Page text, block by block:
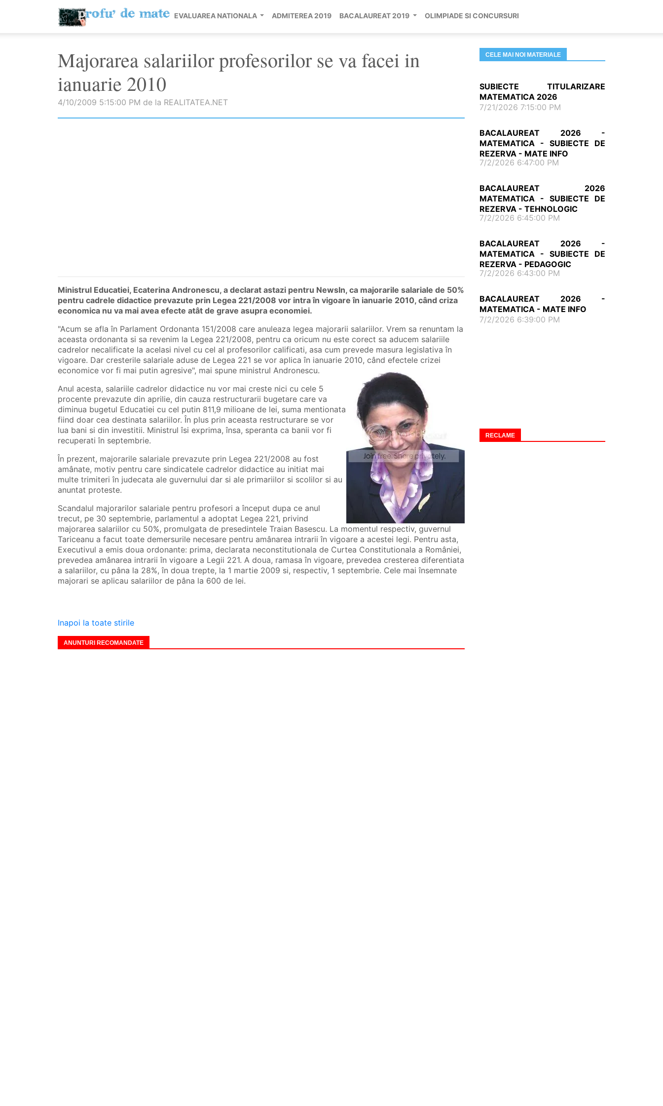
EVALUAREA NATIONALA ADMITEREA 2019 BACALAUREAT 2019 OLIMPIADE SI CONCURSURI
Majorarea salariilor profesorilor se va facei in
ianuarie 2010
4/10/2009 5:15:00 PM de la REALITATEA.NET
Ministrul Educatiei, Ecaterina Andronescu, a declarat astazi pentru NewsIn, ca majorarile salariale de 50%
pentru cadrele didactice prevazute prin Legea 221/2008 vor intra în vigoare în ianuarie 2010, când criza
economica nu va mai avea efecte atât de grave asupra economiei.
"Acum se afla în Parlament Ordonanta 151/2008 care anuleaza legea majorarii salariilor. Vrem sa renuntam la
aceasta ordonanta si sa revenim la Legea 221/2008, pentru ca oricum nu este corect sa aducem salariile
cadrelor necalificate la acelasi nivel cu cel al profesorilor calificati, asa cum prevede masura legislativa în
vigoare. Dar cresterile salariale aduse de Legea 221 se vor aplica în ianuarie 2010, când efectele crizei
economice vor fi mai putin agresive", mai spune ministrul Andronescu.
Anul acesta, salariile cadrelor didactice nu vor mai creste nici cu cele 5
procente prevazute din aprilie, din cauza restructurarii bugetare care va
diminua bugetul Educatiei cu cel putin 811,9 milioane de lei, suma mentionata
fiind doar cea destinata salariilor. În plus prin aceasta restructurare se vor
lua bani si din investitii. Ministrul îsi exprima, însa, speranta ca banii vor fi
recuperati în septembrie.
În prezent, majorarile salariale prevazute prin Legea 221/2008 au fost
amânate, motiv pentru care sindicatele cadrelor didactice au initiat mai
multe trimiteri în judecata ale guvernului dar si ale primariilor si scolilor si au
anuntat proteste.
Scandalul majorarilor salariale pentru profesori a început dupa ce anul
trecut, pe 30 septembrie, parlamentul a adoptat Legea 221, privind
majorarea salariilor cu 50%, promulgata de presedintele Traian Basescu. La momentul respectiv, guvernul
Tariceanu a facut toate demersurile necesare pentru amânarea intrarii în vigoare a acestei legi. Pentru asta,
Executivul a emis doua ordonante: prima, declarata neconstitutionala de Curtea Constitutionala a României,
prevedea amânarea intrarii în vigoare a Legii 221. A doua, ramasa în vigoare, prevedea cresterea diferentiata
a salariilor, cu pâna la 28%, în doua trepte, la 1 martie 2009 si, respectiv, 1 septembrie. Cele mai însemnate
majorari se aplicau salariilor de pâna la 600 de lei.
Inapoi la toate stirile
ANUNTURI RECOMANDATE
CELE MAI NOI MATERIALE
SUBIECTE TITULARIZARE
MATEMATICA 2026
7/21/2026 7:15:00 PM
BACALAUREAT 2026 -
MATEMATICA - SUBIECTE DE
REZERVA - MATE INFO
7/2/2026 6:47:00 PM
BACALAUREAT 2026
MATEMATICA - SUBIECTE DE
REZERVA - TEHNOLOGIC
7/2/2026 6:45:00 PM
BACALAUREAT 2026 -
MATEMATICA - SUBIECTE DE
REZERVA - PEDAGOGIC
7/2/2026 6:43:00 PM
BACALAUREAT 2026 -
MATEMATICA - MATE INFO
7/2/2026 6:39:00 PM
RECLAME